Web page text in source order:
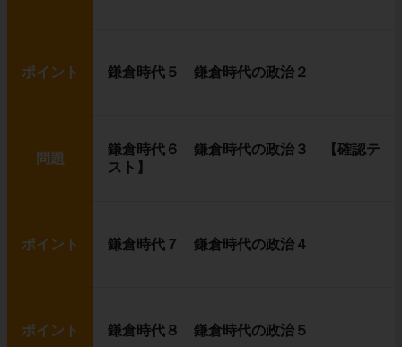
ポイント 鎌倉時代５ 鎌倉時代の政治２
問題
鎌倉時代６ 鎌倉時代の政治３ 【確認テ
スト】
ポイント 鎌倉時代７ 鎌倉時代の政治４
ポイント 鎌倉時代８ 鎌倉時代の政治５